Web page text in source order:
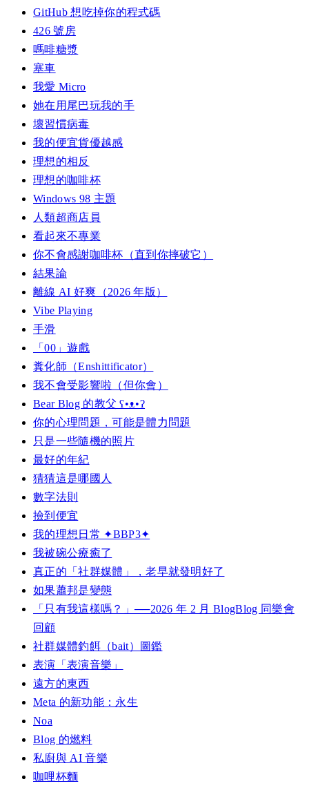
GitHub 想吃掉你的程式碼
426 號房
嗎啡糖漿
塞車
我愛 Micro
她在用尾巴玩我的手
壞習慣病毒
我的便宜貨優越感
理想的相反
理想的咖啡杯
Windows 98 主題
人類超商店員
看起來不專業
你不會感謝咖啡杯（直到你摔破它）
結果論
離線 AI 好爽（2026 年版）
Vibe Playing
手滑
「00」遊戲
糞化師（Enshittificator）
我不會受影響啦（但你會）
Bear Blog 的教父 ʕ•ᴥ•ʔ
你的心理問題，可能是體力問題
只是一些隨機的照片
最好的年紀
猜猜這是哪國人
數字法則
撿到便宜
我的理想日常 ✦BBP3✦
我被碗公療癒了
真正的「社群媒體」，老早就發明好了
如果蕭邦是變態
「只有我這樣嗎？」──2026 年 2 月 BlogBlog 同樂會
回顧
社群媒體釣餌（bait）圖鑑
表演「表演音樂」
遠方的東西
Meta 的新功能：永生
Noa
Blog 的燃料
私廚與 AI 音樂
咖哩杯麵